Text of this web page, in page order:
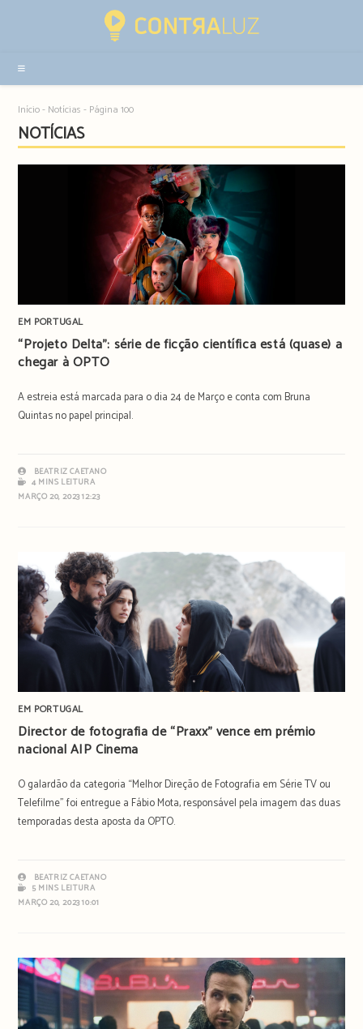
sidebar
Início- Notícias - Página 100
NOTÍCIAS
EM PORTUGAL
“Projeto Delta”: série de ficção científica está (quase) a
chegar à OPTO
A estreia está marcada para o dia 24 de Março e conta com Bruna
Quintas no papel principal.
BEATRIZ CAETANO
4 MINS LEITURA
MARÇO 20, 2023 12:23
EM PORTUGAL
Director de fotografia de “Praxx” vence em prémio
nacional AIP Cinema
O galardão da categoria “Melhor Direção de Fotografia em Série TV ou
Telefilme” foi entregue a Fábio Mota, responsável pela imagem das duas
temporadas desta aposta da OPTO.
BEATRIZ CAETANO
5 MINS LEITURA
MARÇO 20, 2023 10:01